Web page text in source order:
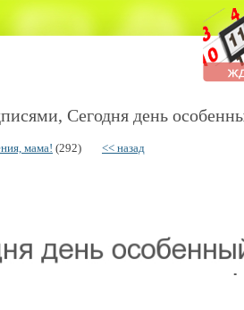
Сегодня день
мама! (292) << назад